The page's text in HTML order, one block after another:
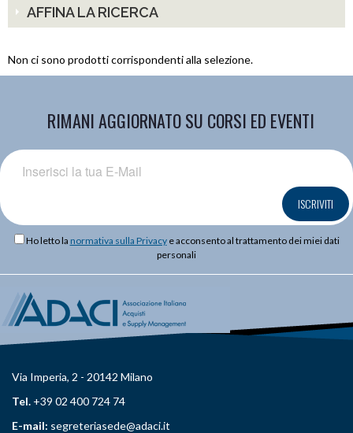
AFFINA LA RICERCA
Non ci sono prodotti corrispondenti alla selezione.
RIMANI AGGIORNATO SU CORSI ED EVENTI
ISCRIVITI
Ho letto la normativa sulla Privacye acconsento al trattamento dei miei dati
personali
Via Imperia, 2 - 20142 Milano
Tel. +39 02 400 724 74
E-mail: segreteriasede@adaci.it